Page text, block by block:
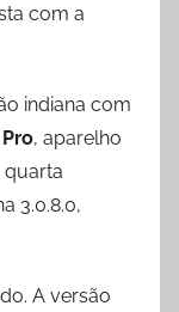
com a
indiana com
, aparelho
quarta
3.0.8.0,
A versão